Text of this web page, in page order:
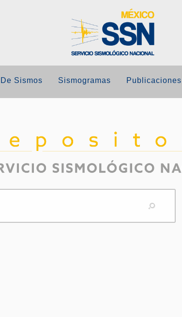
Sismos Sismogramas Publicaciones